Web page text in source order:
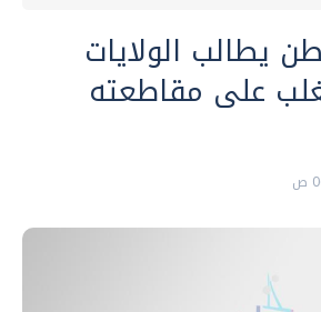
يطالب الولايات
على مقاطعته